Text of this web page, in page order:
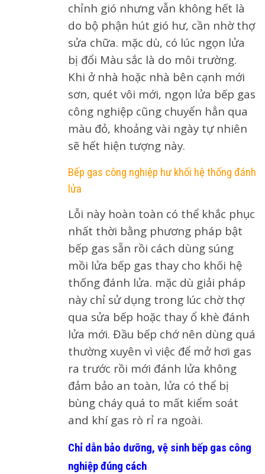
chỉnh gió nhưng vẫn không hết là
do bộ phận hút gió hư, cần nhờ thợ
sửa chữa. mặc dù, có lúc ngọn lửa
bị đổi Màu sắc là do môi trường.
Khi ở nhà hoặc nhà bên cạnh mới
sơn, quét vôi mới, ngọn lửa bếp gas
công nghiệp cũng chuyển hẳn qua
màu đỏ, khoảng vài ngày tự nhiên
sẽ hết hiện tượng này.
Bếp gas công nghiệp hư khối hệ thống đánh
lửa
Lỗi này hoàn toàn có thể khắc phục
nhất thời bằng phương pháp bật
bếp gas sẵn rồi cách dùng súng
mồi lửa bếp gas thay cho khối hệ
thống đánh lửa. mặc dù giải pháp
này chỉ sử dụng trong lúc chờ thợ
qua sửa bếp hoặc thay ổ khè đánh
lửa mới. Đầu bếp chớ nên dùng quá
thường xuyên vì việc để mở hơi gas
ra trước rồi mới đánh lửa không
đảm bảo an toàn, lửa có thể bị
bùng cháy quá to mất kiểm soát
and khí gas rò rỉ ra ngoài.
Chỉ dẫn bảo dưỡng, vệ sinh bếp gas công
nghiệp đúng cách